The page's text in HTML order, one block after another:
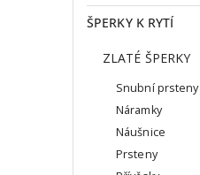
ŠPERKY K RYTÍ
ZLATÉ ŠPERKY
Snubní prsteny
Náramky
Náušnice
Prsteny